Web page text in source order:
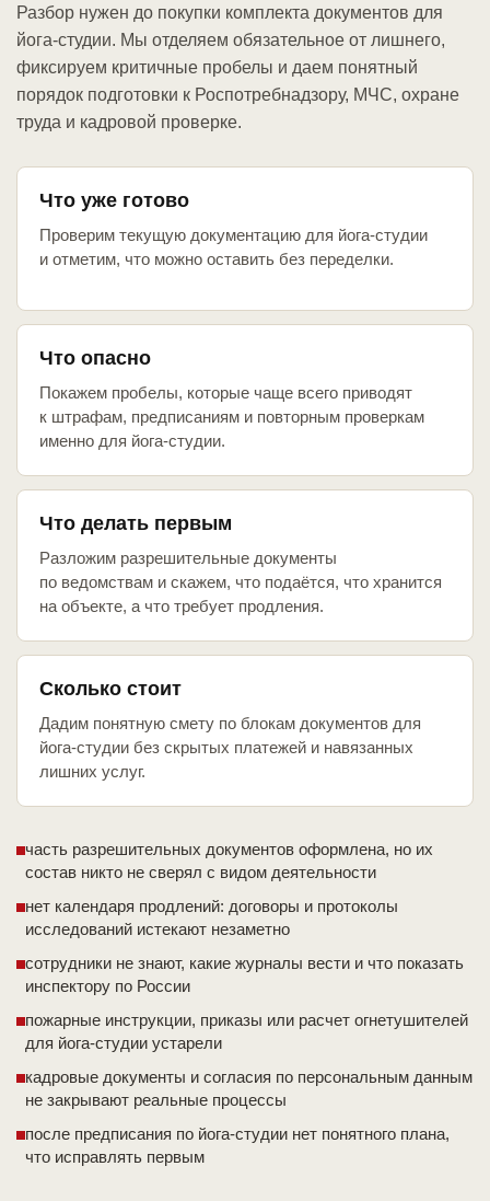
Разбор нужен до покупки комплекта документов для
йога-студии. Мы отделяем обязательное от лишнего,
фиксируем критичные пробелы и даем понятный
порядок подготовки к Роспотребнадзору, МЧС, охране
труда и кадровой проверке.
Что уже готово
Проверим текущую документацию для йога-студии
и отметим, что можно оставить без переделки.
Что опасно
Покажем пробелы, которые чаще всего приводят
к штрафам, предписаниям и повторным проверкам
именно для йога-студии.
Что делать первым
Разложим разрешительные документы
по ведомствам и скажем, что подаётся, что хранится
на объекте, а что требует продления.
Сколько стоит
Дадим понятную смету по блокам документов для
йога-студии без скрытых платежей и навязанных
лишних услуг.
часть разрешительных документов оформлена, но их
состав никто не сверял с видом деятельности
нет календаря продлений: договоры и протоколы
исследований истекают незаметно
сотрудники не знают, какие журналы вести и что показать
инспектору по России
пожарные инструкции, приказы или расчет огнетушителей
для йога-студии устарели
кадровые документы и согласия по персональным данным
не закрывают реальные процессы
после предписания по йога-студии нет понятного плана,
что исправлять первым